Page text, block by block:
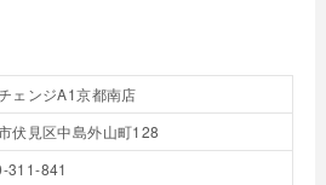
ェンジA1京都南店
伏見区中島外山町128
311-841